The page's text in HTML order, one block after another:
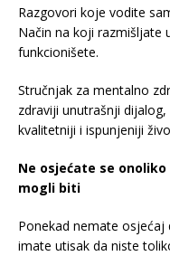
Razgovori koje vodite
Način na koji razmišljate
funkcionišete.
Stručnjak za mentalno
zdraviji unutrašnji
kvalitetniji i ispunjeniji
Ne osjećate se
mogli biti
Ponekad nemate
imate utisak da niste